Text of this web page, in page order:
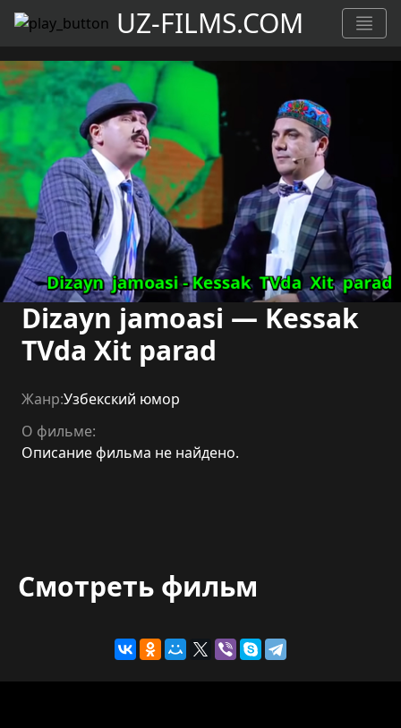
UZ-FILMS.COM
Dizayn jamoasi — Kessak
TVda Xit parad
Жанр:Узбекский юмор
О фильме:
Описание фильма не найдено.
Смотреть фильм